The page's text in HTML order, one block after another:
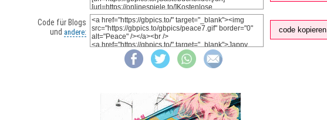
Code für Blogs
und andere: code kopieren